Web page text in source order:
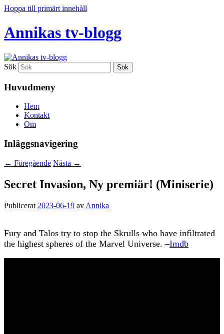
Hoppa till primärt innehåll
Annikas tv-blogg
Sök
Huvudmeny
Hem
Kontakt
Om
Inläggsnavigering
← Föregående Nästa →
Secret Invasion, Ny premiär! (Miniserie)
Publicerat 2023-06-19 av Annika
Fury and Talos try to stop the Skrulls who have infiltrated
the highest spheres of the Marvel Universe. –Imdb